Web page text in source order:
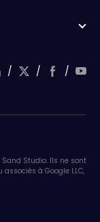
/ / /
Studio. Ils ne sont
à Google LLC,